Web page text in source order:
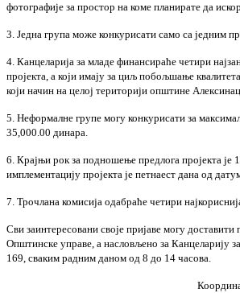
фотографије за простор на коме планирате да
3. Једна група може конкурисати само са једним
4. Канцеларија за младе финансираће четири
пројекта, а који имају за циљ побољшање
који начин на целој територији општине
5. Неформалне групе могу конкурисати за
35,000.00 динара.
6. Крајњи рок за подношење предлога пројекта је
имплементацију пројекта је петнаест дана од
7. Трочлана комисија одабраће четири
Сви заинтересовани своје пријаве могу доставити
Општинске управе, а насловљено за Канцеларију
169, сваким радним даном од 8 до 14 часова.
Координатор